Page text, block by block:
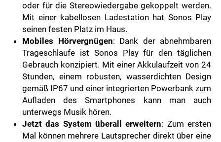
oder für die Stereowiedergabe gekoppelt werden.
Mit einer kabellosen Ladestation hat Sonos Play
seinen festen Platz im Haus.
Mobiles Hörvergnügen: Dank der abnehmbaren
Trageschlaufe ist Sonos Play für den täglichen
Gebrauch konzipiert. Mit einer Akkulaufzeit von 24
Stunden, einem robusten, wasserdichten Design
gemäß IP67 und einer integrierten Powerbank zum
Aufladen des Smartphones kann man auch
unterwegs Musik hören.
Jetzt das System überall erweitern: Zum ersten
Mal können mehrere Lautsprecher direkt über eine